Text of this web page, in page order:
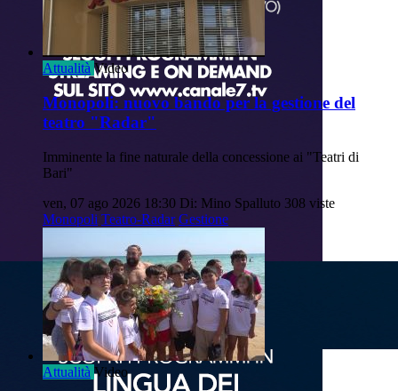
Attualità Video
Monopoli: nuovo bando per la gestione del
teatro "Radar"
Imminente la fine naturale della concessione ai "Teatri di
Bari"
ven, 07 ago 2026 18:30 Di: Mino Spalluto 308 viste
Monopoli Teatro-Radar Gestione
Attualità Video